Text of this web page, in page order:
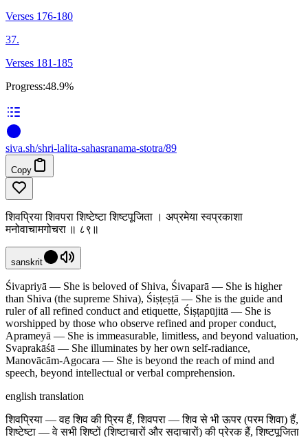
Verses 176-180
37.
Verses 181-185
Progress:48.9%
siva.sh/shri-lalita-sahasranama-stotra/89
Copy
शिवप्रिया शिवपरा शिष्टेष्टा शिष्टपूजिता । अप्रमेया स्वप्रकाशा
मनोवाचामगोचरा ॥ ८९॥
sanskrit
Śivapriyā — She is beloved of Shiva, Śivaparā — She is higher
than Shiva (the supreme Shiva), Śiṣṭeṣṭā — She is the guide and
ruler of all refined conduct and etiquette, Śiṣṭapūjitā — She is
worshipped by those who observe refined and proper conduct,
Aprameyā — She is immeasurable, limitless, and beyond valuation,
Svaprakāśā — She illuminates by her own self-radiance,
Manovācām-Agocara — She is beyond the reach of mind and
speech, beyond intellectual or verbal comprehension.
english translation
शिवप्रिया — वह शिव की प्रिय हैं, शिवपरा — शिव से भी ऊपर (परम शिवा) हैं,
शिष्टेष्टा — वे सभी शिष्टों (शिष्टाचारों और सदाचारों) की प्रेरक हैं, शिष्टपूजिता